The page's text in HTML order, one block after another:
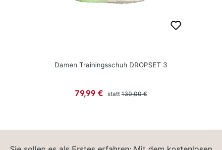
Damen Trainingsschuh DROPSET 3
Verkaufspreis:
79,99 € statt Regulärer Preis:
130,00 €